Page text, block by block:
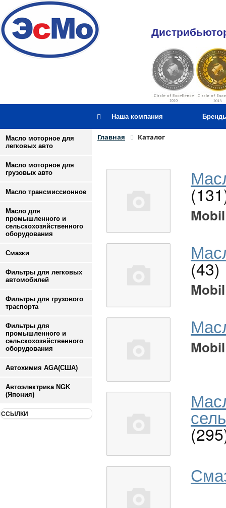
Наша компания
Масло моторное для
легковых авто
Масло моторное для
грузовых авто
Масло трансмиссионное
Масло для
промышленного и
сельскохозяйственного
оборудования
Смазки
Фильтры для легковых
автомобилей
Фильтры для грузового
траспорта
Фильтры для
промышленного и
сельскохозяйственного
оборудования
Автохимия AGA(США)
Автоэлектрика NGK
(Япония)
ССЫЛКИ
Главная Каталог
Mobil
(43)
Mobil
Mobil